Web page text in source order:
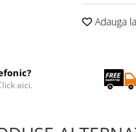
Adauga
aici.